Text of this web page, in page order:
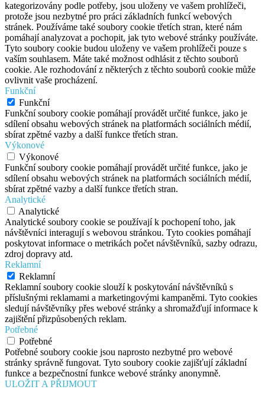
kategorizovány podle potřeby, jsou uloženy ve vašem prohlížeči,
protože jsou nezbytné pro práci základních funkcí webových
stránek. Používáme také soubory cookie třetích stran, které nám
pomáhají analyzovat a pochopit, jak tyto webové stránky používáte.
Tyto soubory cookie budou uloženy ve vašem prohlížeči pouze s
vaším souhlasem. Máte také možnost odhlásit z těchto souborů
cookie. Ale rozhodování z některých z těchto souborů cookie může
ovlivnit vaše procházení.
Funkční
Funkční
Funkční soubory cookie pomáhají provádět určité funkce, jako je
sdílení obsahu webových stránek na platformách sociálních médií,
sbírat zpětné vazby a další funkce třetích stran.
Výkonové
Výkonové
Funkční soubory cookie pomáhají provádět určité funkce, jako je
sdílení obsahu webových stránek na platformách sociálních médií,
sbírat zpětné vazby a další funkce třetích stran.
Analytické
Analytické
Analytické soubory cookie se používají k pochopení toho, jak
návštěvníci interagují s webovou stránkou. Tyto cookies pomáhají
poskytovat informace o metrikách počet návštěvníků, sazby odrazu,
zdroj dopravy atd.
Reklamní
Reklamní
Reklamní soubory cookie slouží k poskytování návštěvníků s
příslušnými reklamami a marketingovými kampaněmi. Tyto cookies
sledují návštěvníky přes webové stránky a shromažďují informace k
zajištění přizpůsobených reklam.
Potřebné
Potřebné
Potřebné soubory cookie jsou naprosto nezbytné pro webové
stránky správně fungovat. Tyto soubory cookie zajišťují základní
funkce a bezpečnostní funkce webové stránky anonymně.
ULOŽIT A PŘIJMOUT